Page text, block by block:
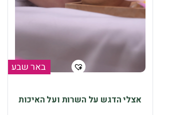
באר שבע
אצלי הדגש על השרות ועל האיכות